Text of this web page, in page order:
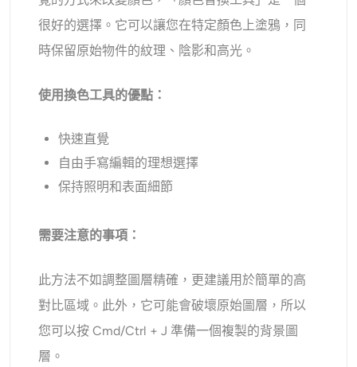
很好的選擇。它可以讓您在特定顏色上塗鴉，同
時保留原始物件的紋理、陰影和高光。
使用換色工具的優點：
快速直覺
自由手寫編輯的理想選擇
保持照明和表面細節
需要注意的事項：
此方法不如調整圖層精確，更建議用於簡單的高
對比區域。此外，它可能會破壞原始圖層，所以
您可以按 Cmd/Ctrl + J 準備一個複製的背景圖
層。